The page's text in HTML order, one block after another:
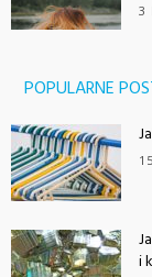
3
POPULARNE
i